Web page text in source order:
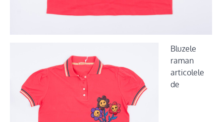
Bluzele
raman
articolele
de